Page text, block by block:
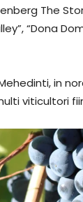
The
“Dona
in
viticultori